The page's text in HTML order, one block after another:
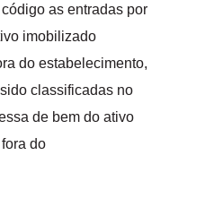
as entradas por
imobilizado
do estabelecimento,
classificadas no
de bem do ativo
do